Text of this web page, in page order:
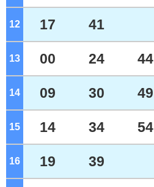
12 17 41
13 00 24 44
14 09 30 49
15 14 34 54
16 19 39